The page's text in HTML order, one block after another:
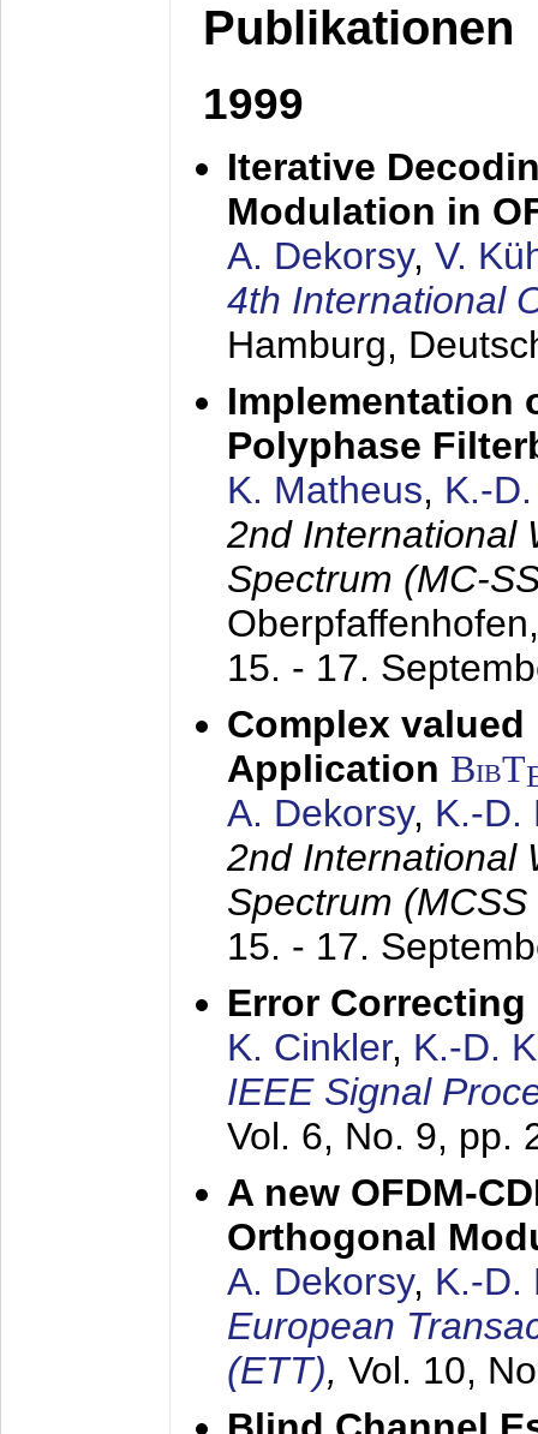
Publikationen
1999
Iterative
Modulation in
A. Dekorsy, V.
4th International
Hamburg,
Implementation
Polyphase
K. Matheus, K.-
2nd International
Spectrum (MC-
15. - 17.
Complex valued
Application BibT
A. Dekorsy, K.-D.
2nd International
Spectrum
15. - 17.
Error
K. Cinkler, K.-D.
IEEE Signal
Vol. 6, No. 9, pp.
A new OFDM-
Orthogonal
A. Dekorsy, K.-D.
European
(ETT), Vol. 10,